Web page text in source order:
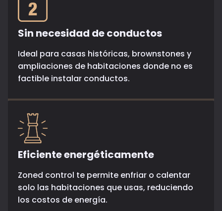
Sin necesidad de conductos
Ideal para casas históricas, brownstones y
ampliaciones de habitaciones donde no es
factible instalar conductos.
Eficiente energéticamente
Zoned control te permite enfriar o calentar
solo las habitaciones que usas, reduciendo
los costos de energía.